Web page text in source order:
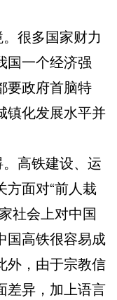
很多国家财力
国一个经济强
要政府首脑特
镇化发展水平并
高铁建设、运
方面对“前人栽
社会上对中国
国高铁很容易成
外，由于宗教信
差异，加上语言